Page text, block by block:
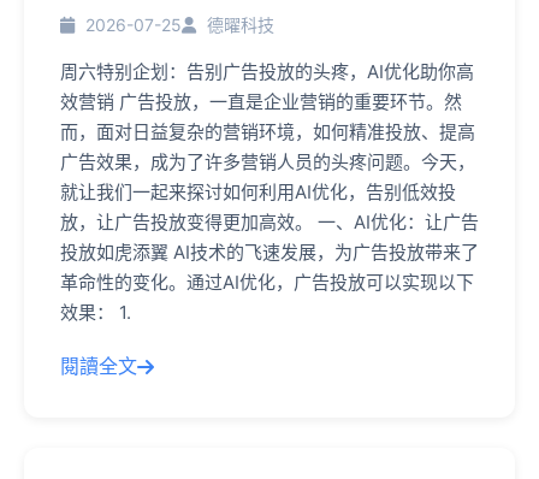
2026-07-25 德曜科技
周六特别企划：告别广告投放的头疼，AI优化助你高
效营销 广告投放，一直是企业营销的重要环节。然
而，面对日益复杂的营销环境，如何精准投放、提高
广告效果，成为了许多营销人员的头疼问题。今天，
就让我们一起来探讨如何利用AI优化，告别低效投
放，让广告投放变得更加高效。 一、AI优化：让广告
投放如虎添翼 AI技术的飞速发展，为广告投放带来了
革命性的变化。通过AI优化，广告投放可以实现以下
效果： 1.
閱讀全文